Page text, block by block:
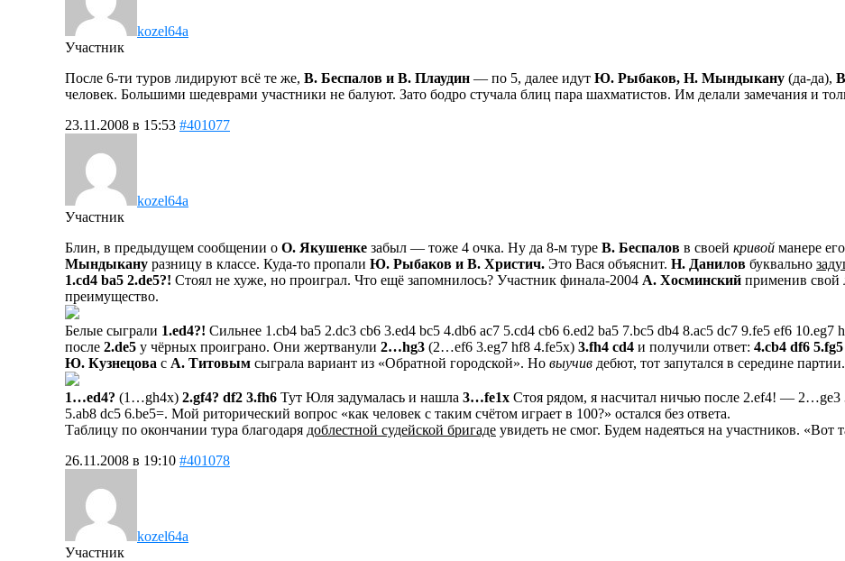
kozel64a
Участник
После 6-ти туров лидируют всё те же, В. Беспалов и В. Плаудин — по 5, далее идут Ю. Рыбаков, Н. Мындыкану (да-да),
человек. Большими шедеврами участники не балуют. Зато бодро стучала блиц пара шахматистов. Им делали замечания и
23.11.2008 в 15:53 #401077
kozel64a
Участник
Блин, в предыдущем сообщении о О. Якушенке забыл — тоже 4 очка. Ну да 8-м туре В. Беспалов в своей кривой манере
Мындыкану разницу в классе. Куда-то пропали Ю. Рыбаков и В. Христич. Это Вася объяснит. Н. Данилов буквально
1.cd4 ba5 2.de5?! Стоял не хуже, но проиграл. Что ещё запомнилось? Участник финала-2004 А. Хосминский применив
преимущество.
Белые сыграли 1.ed4?! Cильнее 1.cb4 ba5 2.dc3 cb6 3.ed4 bc5 4.db6 ac7 5.cd4 cb6 6.ed2 ba5 7.bc5 db4 8.ac5 dc7 9.fe5 ef6 10.eg7
после 2.de5 у чёрных проиграно. Они жертванули 2…hg3 (2…ef6 3.eg7 hf8 4.fe5x) 3.fh4 cd4 и получили ответ: 4.cb4 df6
Ю. Кузнецова с А. Титовым сыграла вариант из «Обратной городской». Но выучив дебют, тот запутался в середине
1…ed4? (1…gh4x) 2.gf4? df2 3.fh6 Тут Юля задумалась и нашла 3…fe1х Cтоя рядом, я насчитал ничью после 2.ef4! — 2…ge3
5.ab8 dc5 6.be5=. Мой риторический вопрос «как человек с таким счётом играет в 100?» остался без ответа.
Таблицу по окончании тура благодаря доблестной судейской бригаде увидеть не смог. Будем надеяться на участников. «Вот
26.11.2008 в 19:10 #401078
kozel64a
Участник